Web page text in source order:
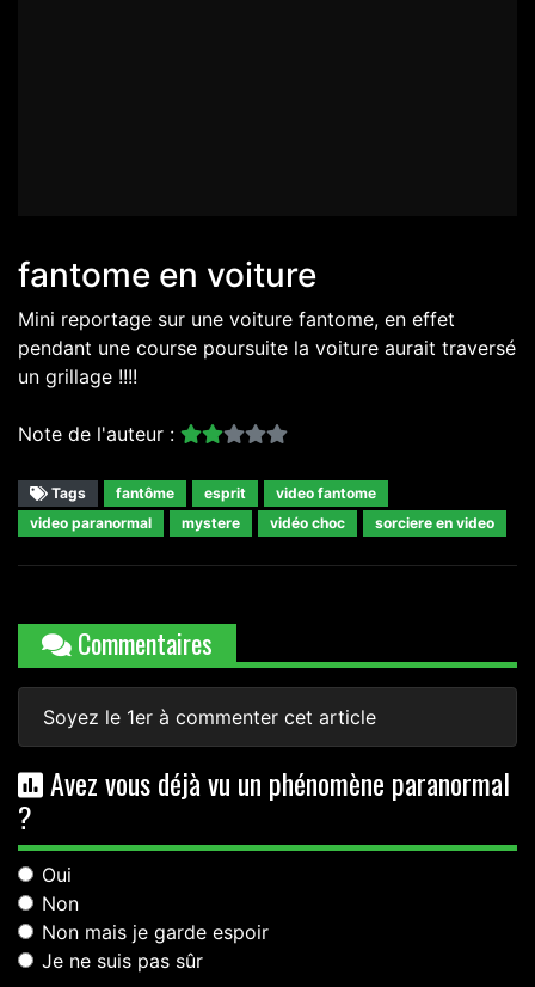
fantome en voiture
Mini reportage sur une voiture fantome, en effet
pendant une course poursuite la voiture aurait traversé
un grillage !!!!
Note de l'auteur :
Tags fantôme esprit
video fantome
video paranormal
mystere vidéo choc sorciere en video
Commentaires
Soyez le 1er à commenter cet article
Avez vous déjà vu un phénomène paranormal
?
Oui
Non
Non mais je garde espoir
Je ne suis pas sûr